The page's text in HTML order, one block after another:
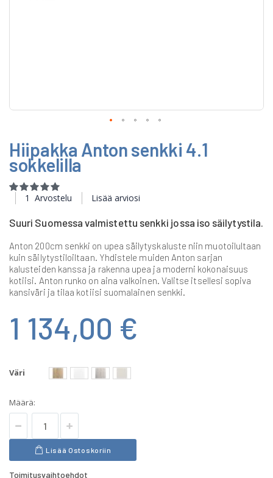
to
the
beginning
the
images
Hiipakka Anton senkki 4.1
sokkelilla
Rating:
100
100
1 Arvostelu Lisää arviosi
Suuri Suomessa valmistettu senkki jossa iso säilytystila.
Anton 200cm senkki on upea säilytyskaluste niin muotoilultaan
kuin säilytystiloiltaan. Yhdistele muiden Anton sarjan
kalusteiden kanssa ja rakenna upea ja moderni kokonaisuus
kotiisi. Anton runko on aina valkoinen. Valitse itsellesi sopiva
kansiväri ja tilaa kotiisi suomalainen senkki.
1 134,00 €
Väri
Määrä:
Lisää Ostoskoriin
Toimitusvaihtoehdot